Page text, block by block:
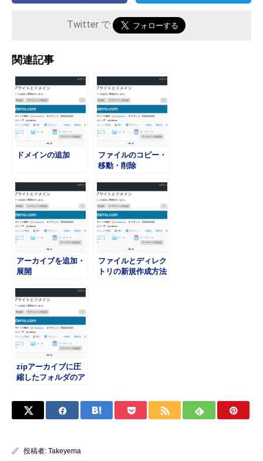
Twitter で
関連記事
ドメインの追加
ファイルのコピー・
移動・削除
アーカイブを追加・
展開
ファイルとディレク
トリの新規作成方法
zipアーカイブに圧
縮したフォルダのア
投稿者: Takeyema